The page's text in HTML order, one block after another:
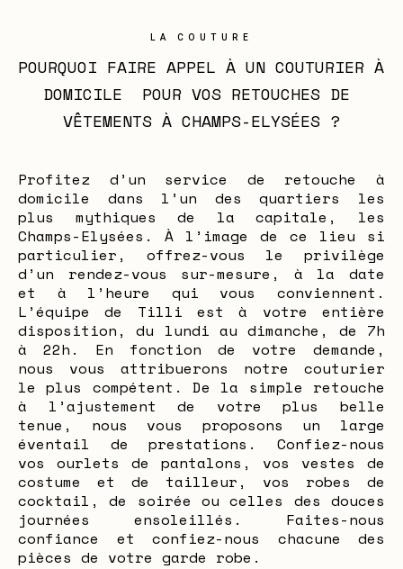
LA COUTURE
POURQUOI FAIRE APPEL À UN COUTURIER À
DOMICILE  POUR VOS RETOUCHES DE
VÊTEMENTS À CHAMPS-ELYSÉES ?
Profitez d’un service de retouche à
domicile dans l’un des quartiers les
plus mythiques de la capitale, les
Champs-Elysées. À l’image de ce lieu si
particulier, offrez-vous le privilège
d’un rendez-vous sur-mesure, à la date
et à l’heure qui vous conviennent.
L’équipe de Tilli est à votre entière
disposition, du lundi au dimanche, de 7h
à 22h. En fonction de votre demande,
nous vous attribuerons notre couturier
le plus compétent. De la simple retouche
à l’ajustement de votre plus belle
tenue, nous vous proposons un large
éventail de prestations. Confiez-nous
vos ourlets de pantalons, vos vestes de
costume et de tailleur, vos robes de
cocktail, de soirée ou celles des douces
journées ensoleillés. Faites-nous
confiance et confiez-nous chacune des
pièces de votre garde robe.